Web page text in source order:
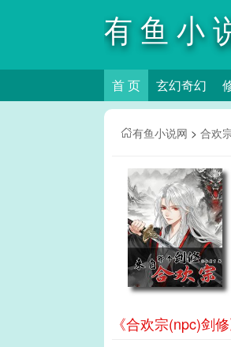
有鱼小
首 页 玄幻奇幻
有鱼小说网 > 合欢
《合欢宗(npc)剑